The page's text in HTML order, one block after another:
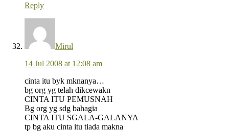
Reply
Mirul
14 Jul 2008 at 12:08 am
cinta itu byk mknanya…
bg org yg telah dikcewakn
CINTA ITU PEMUSNAH
Bg org yg sdg bahagia
CINTA ITU SGALA-GALANYA
tp bg aku cinta itu tiada makna